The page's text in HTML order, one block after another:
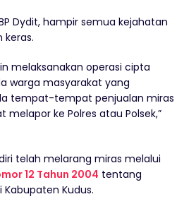
Dydit, hampir semua kejahatan
keras.
melaksanakan operasi cipta
warga masyarakat yang
tempat-tempat penjualan miras
melapor ke Polres atau Polsek,”
telah melarang miras melalui
12 Tahun 2004 tentang
Kudus.